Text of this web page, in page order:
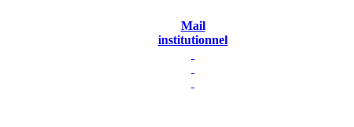
Mail
institutionnel